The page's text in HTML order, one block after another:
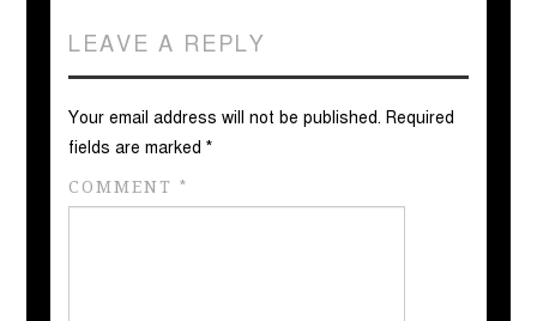
LEAVE A REPLY
Your email address will not be published. Required
fields are marked*
COMMENT*